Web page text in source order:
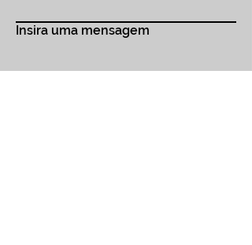
Insira uma mensagem